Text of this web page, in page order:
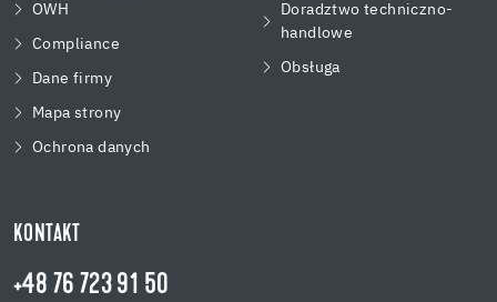
OWH
Compliance
Dane firmy
Mapa strony
Ochrona danych
Doradztwo techniczno-
handlowe
Obsługa
KONTAKT
+48 76 723 91 50